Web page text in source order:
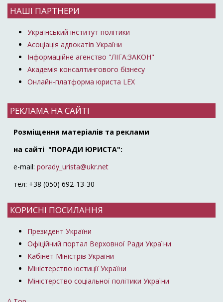
НАШІ ПАРТНЕРИ
Український інститут політики
Асоціація адвокатів України
Інформаційне агенство "ЛІГА:ЗАКОН"
Академія консалтингового бізнесу
Онлайн-платформа юриста LEX
РЕКЛАМА НА САЙТІ
Розміщення матеріалів та реклами
на сайті "ПОРАДИ ЮРИСТА":
e-mail: porady_urista@ukr.net
тел: +38 (050) 692-13-30
КОРИСНІ ПОСИЛАННЯ
Президент України
Офіційний портал Верховної Ради України
Кабінет Міністрів України
Міністерство юстиції України
Міністерство соціальної політики України